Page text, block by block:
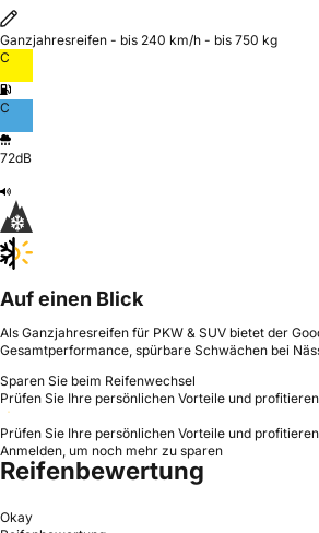
Ganzjahresreifen - bis 240 km/h - bis 750 kg
C
C
72dB
Auf einen Blick
Als Ganzjahresreifen für PKW & SUV bietet der
Gesamtperformance, spürbare Schwächen bei
Sparen Sie beim Reifenwechsel
Prüfen Sie Ihre persönlichen Vorteile und
Prüfen Sie Ihre persönlichen Vorteile und
Anmelden, um noch mehr zu sparen
Reifenbewertung
Okay